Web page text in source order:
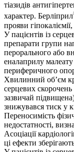
тіазидів
характер. Берліприл
прояви
У пацієнтів із
препарати групи
перорального або
еналаприлу
периферичного
Хвилинний об’єм
серцевих скорочень
зазвичай
знижувався тиск у
Переносимість
недостатності,
Асоціації
ці ефекти